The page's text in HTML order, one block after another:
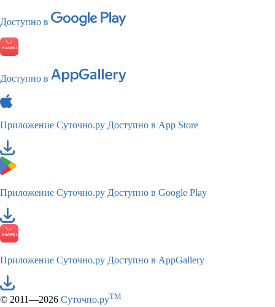
Доступно в
Доступно в
Приложение Суточно.ру Доступно в App Store
Приложение Суточно.ру Доступно в Google Play
Приложение Суточно.ру Доступно в AppGallery
© 2011—2026 Суточно.руTM